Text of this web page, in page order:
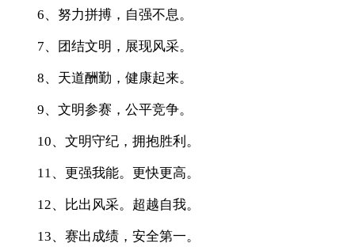
6、努力拼搏，自强不息。
7、团结文明，展现风采。
8、天道酬勤，健康起来。
9、文明参赛，公平竞争。
10、文明守纪，拥抱胜利。
11、更强我能。更快更高。
12、比出风采。超越自我。
13、赛出成绩，安全第一。